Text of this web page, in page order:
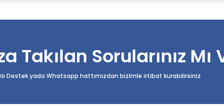
Takılan Sorularınız Mı
Destek yada Whatsapp hattımızdan bizimle irtibat kurabilirsiniz